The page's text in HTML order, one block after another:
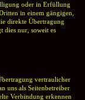
oder in Erfüllung
in einem gängigen,
direkte Übertragung
dies nur, soweit es
vertraulicher
uns als Seitenbetreiber
Verbindung erkennen